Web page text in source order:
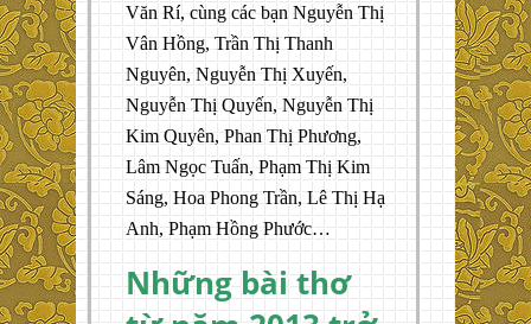
Văn Rí, cùng các bạn Nguyễn Thị
Vân Hồng, Trần Thị Thanh
Nguyên, Nguyễn Thị Xuyến,
Nguyễn Thị Quyến, Nguyễn Thị
Kim Quyên, Phan Thị Phương,
Lâm Ngọc Tuấn, Phạm Thị Kim
Sáng, Hoa Phong Trần, Lê Thị Hạ
Anh, Phạm Hồng Phước…
Những bài thơ